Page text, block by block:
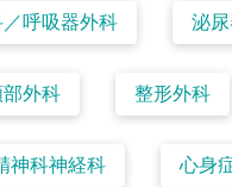
呼吸器外科 泌
外科 整形外科
神科神経科 心身